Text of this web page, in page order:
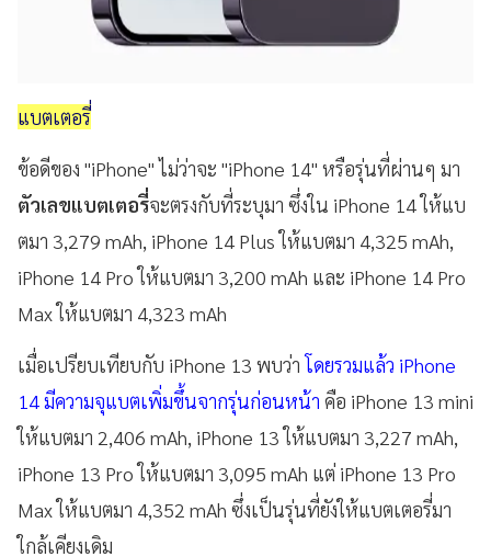
แบตเตอรี่
ข้อดีของ "iPhone" ไม่ว่าจะ "iPhone 14" หรือรุ่นที่ผ่านๆ มา
ตัวเลขแบตเตอรี่จะตรงกับที่ระบุมา ซึ่งใน iPhone 14 ให้แบ
ตมา 3,279 mAh, iPhone 14 Plus ให้แบตมา 4,325 mAh,
iPhone 14 Pro ให้แบตมา 3,200 mAh และ iPhone 14 Pro
Max ให้แบตมา 4,323 mAh
เมื่อเปรียบเทียบกับ iPhone 13 พบว่าโดยรวมแล้ว iPhone
14 มีความจุแบตเพิ่มขึ้นจากรุ่นก่อนหน้า คือ iPhone 13 mini
ให้แบตมา 2,406 mAh, iPhone 13 ให้แบตมา 3,227 mAh,
iPhone 13 Pro ให้แบตมา 3,095 mAh แต่ iPhone 13 Pro
Max ให้แบตมา 4,352 mAh ซึ่งเป็นรุ่นที่ยังให้แบตเตอรี่มา
ใกล้เคียงเดิม